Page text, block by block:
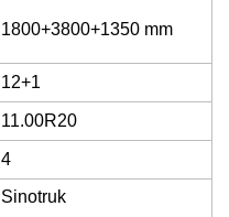
1800+3800+1350 mm
12+1
11.00R20
4
Sinotruk